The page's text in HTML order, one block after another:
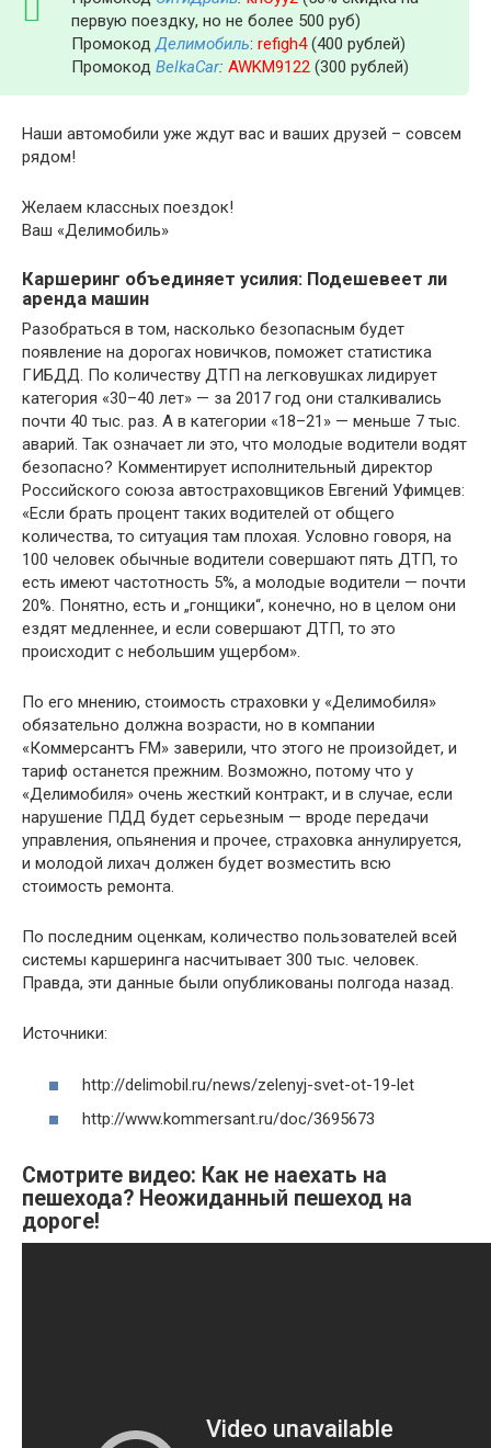
первую поездку, но не более 500 руб)
ПромокодДелимобиль: refigh4(400 рублей)
Промокод BelkaCar: AWKM9122 (300 рублей)
Наши автомобили уже ждут вас и ваших друзей – совсем
рядом!
Желаем классных поездок!
Ваш «Делимобиль»
Каршеринг объединяет усилия: Подешевеет ли
аренда машин
Разобраться в том, насколько безопасным будет
появление на дорогах новичков, поможет статистика
ГИБДД. По количеству ДТП на легковушках лидирует
категория «30–40 лет» — за 2017 год они сталкивались
почти 40 тыс. раз. А в категории «18–21» — меньше 7 тыс.
аварий. Так означает ли это, что молодые водители водят
безопасно? Комментирует исполнительный директор
Российского союза автостраховщиков Евгений Уфимцев:
«Если брать процент таких водителей от общего
количества, то ситуация там плохая. Условно говоря, на
100 человек обычные водители совершают пять ДТП, то
есть имеют частотность 5%, а молодые водители — почти
20%. Понятно, есть и „гонщики“, конечно, но в целом они
ездят медленнее, и если совершают ДТП, то это
происходит с небольшим ущербом».
По его мнению, стоимость страховки у «Делимобиля»
обязательно должна возрасти, но в компании
«Коммерсантъ FM» заверили, что этого не произойдет, и
тариф останется прежним. Возможно, потому что у
«Делимобиля» очень жесткий контракт, и в случае, если
нарушение ПДД будет серьезным — вроде передачи
управления, опьянения и прочее, страховка аннулируется,
и молодой лихач должен будет возместить всю
стоимость ремонта.
По последним оценкам, количество пользователей всей
системы каршеринга насчитывает 300 тыс. человек.
Правда, эти данные были опубликованы полгода назад.
Источники:
http://delimobil.ru/news/zelenyj-svet-ot-19-let
http://www.kommersant.ru/doc/3695673
Смотрите видео: Как не наехать на
пешехода? Неожиданный пешеход на
дороге!